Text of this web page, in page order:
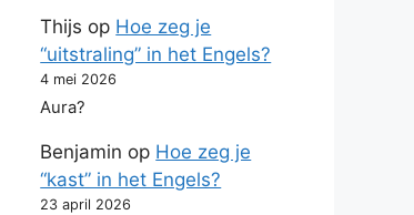
Thijs op Hoe zeg je
“uitstraling” in het Engels?
4 mei 2026
Aura?
Benjamin op Hoe zeg je
“kast” in het Engels?
23 april 2026